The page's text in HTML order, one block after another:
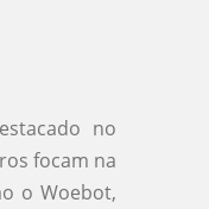
no
focam na
o Woebot,